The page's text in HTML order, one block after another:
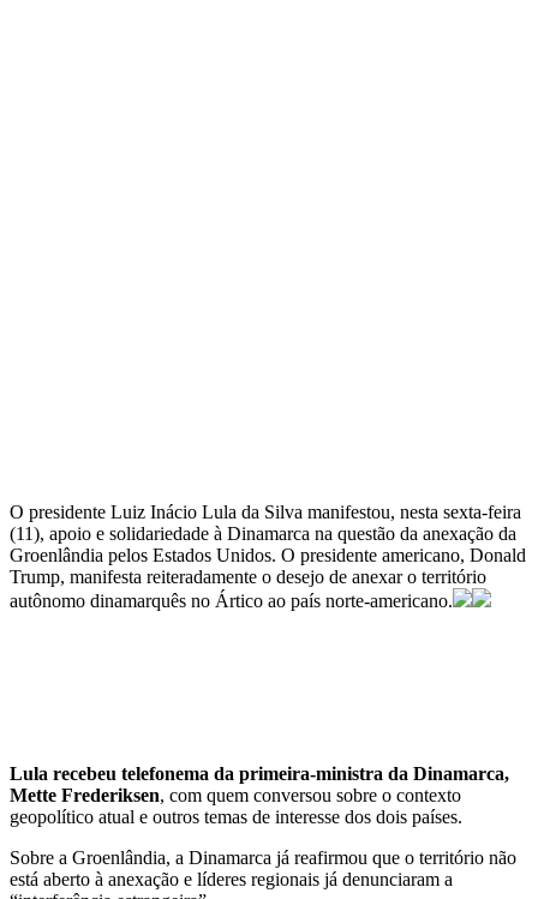
O presidente Luiz Inácio Lula da Silva manifestou, nesta sexta-feira
(11), apoio e solidariedade à Dinamarca na questão da anexação da
Groenlândia pelos Estados Unidos. O presidente americano, Donald
Trump, manifesta reiteradamente o desejo de anexar o território
autônomo dinamarquês no Ártico ao país norte-americano.
Lula recebeu telefonema da primeira-ministra da Dinamarca,
Mette Frederiksen, com quem conversou sobre o contexto
geopolítico atual e outros temas de interesse dos dois países.
Sobre a Groenlândia, a Dinamarca já reafirmou que o território não
está aberto à anexação e líderes regionais já denunciaram a